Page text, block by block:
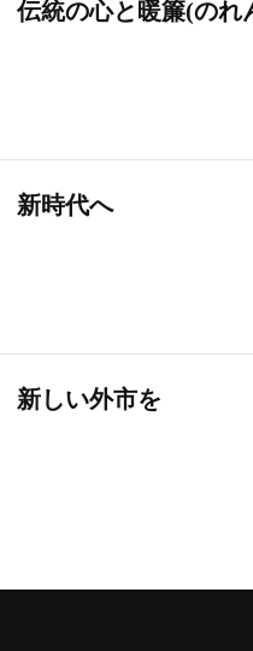
伝統の心と暖簾(のれ
新時代へ
新しい外市を